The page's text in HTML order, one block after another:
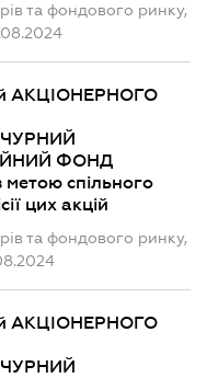
та фондового ринку,
АКЦІОНЕРНОГО
ФОНД
спільного
цих акцій
та фондового ринку,
АКЦІОНЕРНОГО